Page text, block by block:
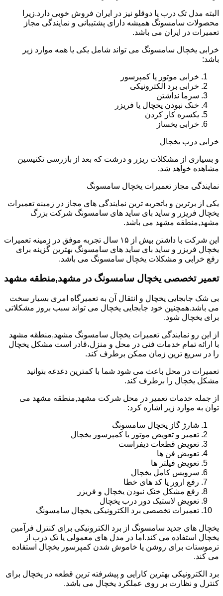
البته مدل تک درب یا دوقلو نیز در ایران فروش خوبی دارد.زیرا
محصولات سامسونگ همیشه دارای پشتیبانی و نمایندگی مجاز
تعمیرات در ایران می باشد.
خرابی یخچال سامسونگ می تواند شامل یکی یا همه موارد زیر
باشد:
خرابی موتور یا کمپرسور
خرابی برد الکترونیکی
سرما نداشتن
خنک نبودن یخچال یا فریزر
یکسره کار کردن
خرابی یخساز
خرابی درب یخچال
و بسیاری از مشکلات ریزر و درشت که بعد از بازرسی تکنیسین
مشاهده خواهد شد.
نمایندگی مجاز تعمیرات یخچال سامسونگ
یکی از برترین و باتجربه ترین نمایندگی های مجاز در زمینه تعمیرات
یخچال فریزر و ساید بای ساید های سامسونگ شرکت بزرگ
مشهد,منطقه مشهد می باشد.
این شرکت با داشتن بیش از ۱۵ سال تجربه موفق در زمینه تعمیرات
یخچال فریزر و ساید بای ساید های سامسونگ بهترین گزینه برای
رفع خرابی و مشکلات یخچال سامسونگ می باشد.
تعمیر تخصصی یخچال سامسونگ در مشهد,منطقه مشهد
بی شک جابجایی یخچال و انتقال آن به تعمیرگاه امری بسیار سخت
می باشد.همچنین خود جابجایی یخچال می تواند سبب بروز مشکلاتی
برای یخچال شود.
از این رو نمایندگی تعمیرات یخچال سامسونگ مشهد,منطقه مشهد
با ارائه تمام خدمات فنی در محل و منزل،قادر است مشکل یخچال
را در سریع ترین زمان ممکن برطرف کند.
تعمیرات در محل باعث می شود شما با کمترین دغدغه بتوانید
مشکل یخچال را برطرف کند.
از جمله خدمات تعمیر در محل شرکت مشهد,منطقه مشهد می
توان به موارد زیر اشاره کرد:
شارژ گاز یخچال سامسونگ
تعمیر و تعویض موتور یا کمپرسور یخچال
تعویض قطعات دیفراست
تعویض فن ها
تعویض فیلتر ها
سرویس کامل یخچال
رفع ارور یا کد های خطا
رفع مشکل خنک نبودن یخچال و فریزر
تعویض لاستیک دور درب یخچال
تعمیرات تخصصی برد الکترونیکی یخچال سامسونگ
یخچال های جدید سامسونگ از برد الکترونیکی برای کنترل فرآمین
یخچال استفاده می کند.اما در مدل های معمولی یا تک درب از
ترموستات برای روشن یا خاموش شدن کمپرسور یخچال استفاده
می کند.
برد الکترونیکی بهترین کارایی و پیشرفته ترین قطعه در یخچال برای
کنترل و نظارت بر روی عملکرد یخچال می باشد.